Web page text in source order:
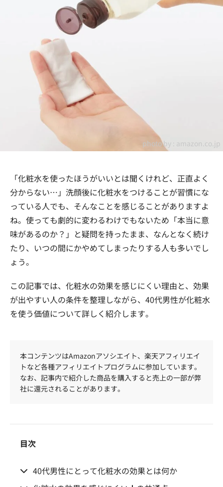
photo by : amazon.co.jp
「化粧水を使ったほうがいいとは聞くけれど、正直よく
分からない…」洗顔後に化粧水をつけることが習慣にな
っている人でも、そんなことを感じることがありますよ
ね。使っても劇的に変わるわけでもないため「本当に意
味があるのか？」と疑問を持ったまま、なんとなく続け
たり、いつの間にかやめてしまったりする人も多いでし
ょう。
この記事では、化粧水の効果を感じにくい理由と、効果
が出やすい人の条件を整理しながら、40代男性が化粧水
を使う価値について詳しく紹介します。
本コンテンツはAmazonアソシエイト、楽天アフィリエイ
トなど各種アフィリエイトプログラムに参加しています。
なお、記事内で紹介した商品を購入すると売上の一部が弊
社に還元されることがあります。
目次
40代男性にとって化粧水の効果とは何か